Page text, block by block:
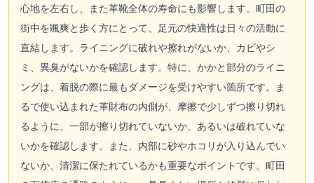
心地を左右し、また革靴全体の寿命にも影響します。町田の
街中を颯爽と歩く方にとって、足元の快適性は日々の活動に
直結します。ライニングに破れや擦れがないか、カビやシ
ミ、異臭がないかを確認します。特に、かかと部分のライニ
ングは、着脱の際に最もダメージを受けやすい箇所です。ま
るで使い込まれた革財布の内側が、摩擦で少しずつ擦り切れ
るように、一部が擦り切れていないか、あるいは破れていな
いかを確認します。また、内部に砂やホコリが入り込んでい
ないか、清潔に保たれているかも重要なポイントです。町田